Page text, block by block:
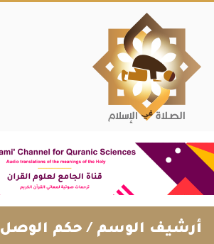
أرشيف الوسم / حكم الوصل